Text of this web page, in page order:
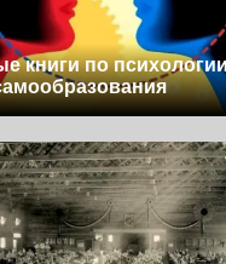
книги по